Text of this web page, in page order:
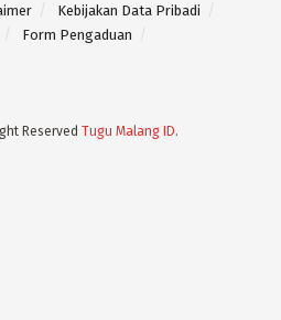
Kebijakan Data Pribadi
Form Pengaduan
Reserved Tugu Malang ID.